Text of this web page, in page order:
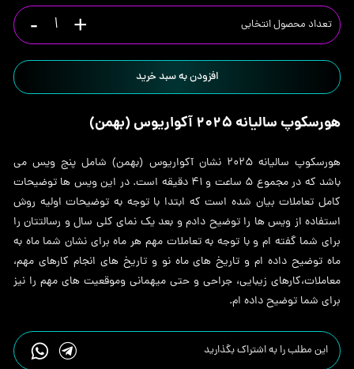
هورسکوپ سالیانه ۲۰۲۵ آکواریوس (بهمن)
هورسکوپ سالیانه ۲۰۲۵ نشان آکواریوس (بهمن) شامل پنج ویس می
باشد که در مجموع 5 ساعت و 41 دقیقه است. در این ویس ها توضیحات
کامل تعاملات بیان شده است که ابتدا با توجه به توضیحات اولیه روش
استفاده از ویس ها را توضیح دادم و بعد یک نمای کلی سال و رسالتتان را
برای شما گفته ام و با توجه به تعاملات مهم هر ماه برای نشان شما ماه به
ماه توضیح داده ام و تاریخ های ماه نو و تاریخ های انجام کارهای مهم،
معاملات،کارهای زیبایی، جراحی و حتی میهمانی وموقعیت های مهم را نیز
برای شما توضیح داده ام.
این مطلب را به اشتراک بگذارید
اصلی:
۱,۲۰۰,۰۰۰ تومان
بود.
فعلی:
۳۰۰,۰۰۰ تومان.
+
سالیانه
۲۰۲۵
-
افزودن به سبد خرید